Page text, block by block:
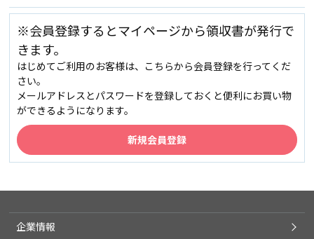
※会員登録するとマイページから領収書が発行で
きます。
はじめてご利用のお客様は、こちらから会員登録を行ってくだ
さい。
メールアドレスとパスワードを登録しておくと便利にお買い物
ができるようになります。
企業情報